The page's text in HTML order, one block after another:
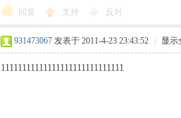
回复 支持 反对
931473067 发表于 2011-4-23 23:43:52 显示
11111111111111111111111111111